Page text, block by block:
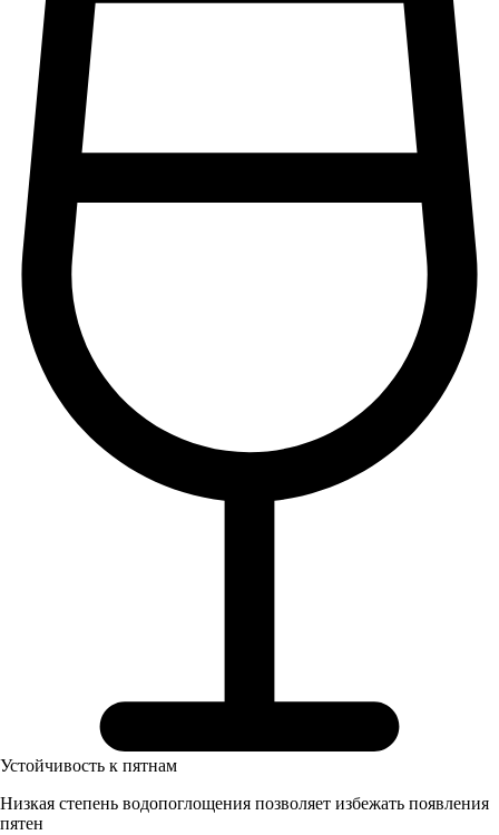
Устойчивость к пятнам
Низкая степень водопоглощения позволяет избежать появления
пятен